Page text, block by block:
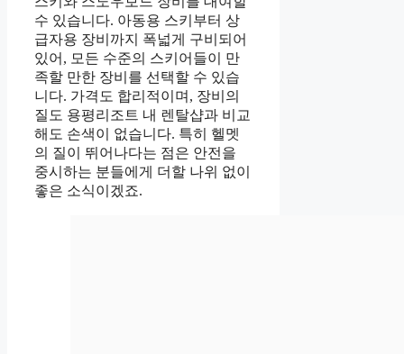
수 있습니다. 아동용 스키부터 상
급자용 장비까지 폭넓게 구비되어
있어, 모든 수준의 스키어들이 만
족할 만한 장비를 선택할 수 있습
니다. 가격도 합리적이며, 장비의
질도 용평리조트 내 렌탈샵과 비교
해도 손색이 없습니다. 특히 헬멧
의 질이 뛰어나다는 점은 안전을
중시하는 분들에게 더할 나위 없이
좋은 소식이겠죠.